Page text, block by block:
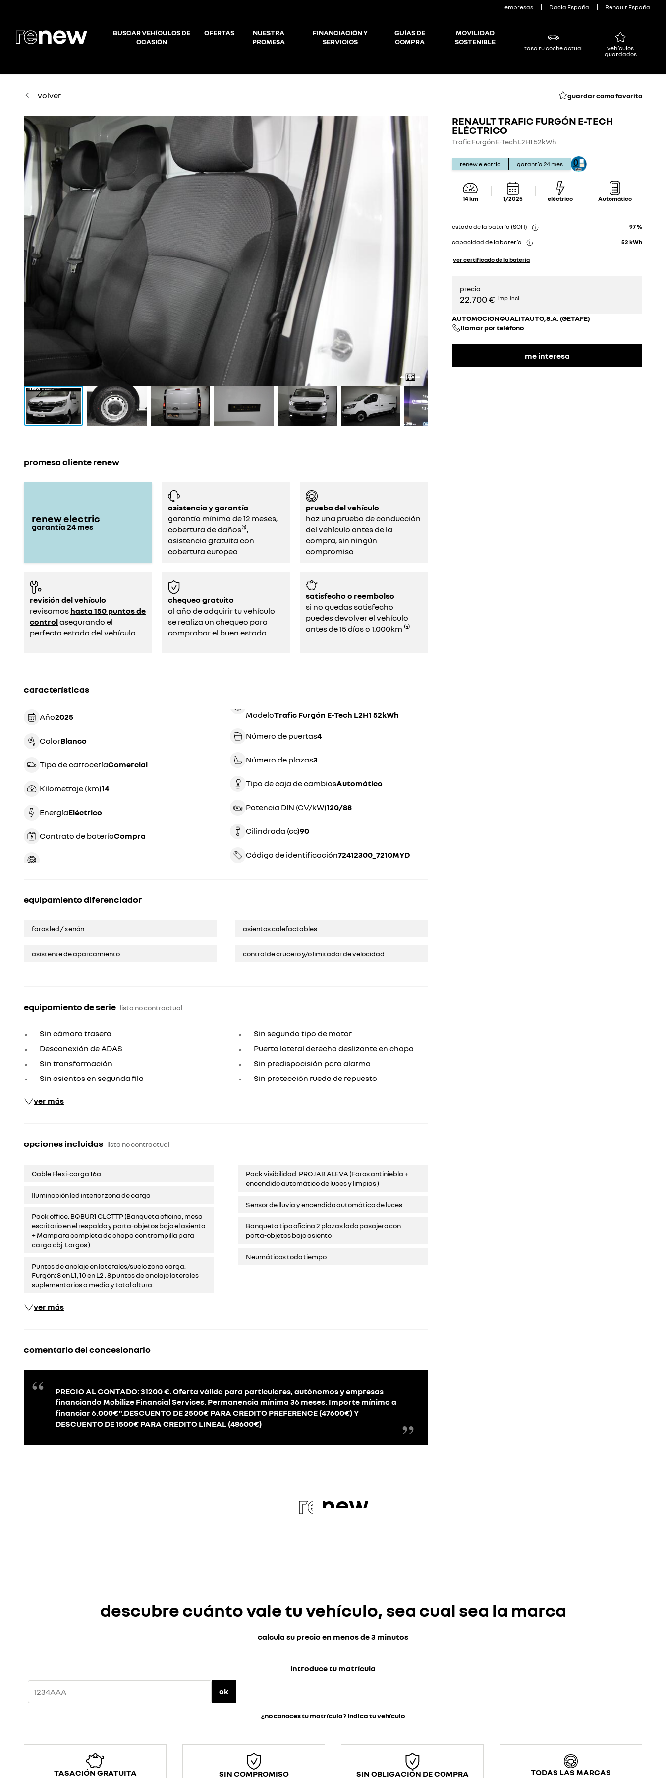
empresas Dacia España Renault España
BUSCAR VEHÍCULOS DE
OCASIÓN
OFERTAS
NUESTRA
PROMESA
FINANCIACIÓN Y
SERVICIOS
GUÍAS DE
COMPRA
MOVILIDAD
SOSTENIBLE
tasa tu coche actual
vehículos
guardados
volver guardar como favorito
RENAULT TRAFIC FURGÓN E-TECH
ELÉCTRICO
Trafic Furgón E-Tech L2H1 52kWh
renew electric garantía 24 mes
14km 1/2025 eléctrico Automático
estado de la batería (SOH)
Show
details
97 %
capacidad de la batería
Show
details
52 kWh
ver certificado de la batería
precio
22.700 € imp. incl.
AUTOMOCION QUALITAUTO,S.A. (GETAFE)
llamar por teléfono
me interesa
promesa cliente renew
renew electric
garantía 24 mes
asistencia y garantía
garantía mínima de 12 meses,
cobertura de daños⁽¹⁾,
asistencia gratuita con
cobertura europea
prueba del vehículo
haz una prueba de conducción
del vehículo antes de la
compra, sin ningún
compromiso
revisión del vehículo
revisamos hasta 150 puntos de
controlasegurando el
perfecto estado del vehículo
chequeo gratuito
al año de adquirir tu vehículo
se realiza un chequeo para
comprobar el buen estado​​
satisfecho o reembolso
si no quedas satisfecho
puedes devolver el vehículo
antes de 15 días o 1.000km ⁽²⁾
características
Año 2025
Color blanco
Tipo de carrocería comercial
Kilometraje (km) 14
Energía eléctrico
Contrato de batería compra
Modelo Trafic Furgón E-Tech L2H1 52kWh
Número de puertas4
Número de plazas3
Tipo de caja de cambios automático
Potencia DIN (CV/kW) 120/88
Cilindrada (cc) 90
Código de identificación 72412300_7210MYD
equipamiento diferenciador
faros led / xenón
asistente de aparcamiento
asientos calefactables
control de crucero y/o limitador de velocidad
equipamiento de serie lista no contractual
Sin cámara trasera
Desconexión de ADAS
Sin transformación
Sin asientos en segunda fila
Sin segundo tipo de motor
Puerta lateral derecha deslizante en chapa
Sin predispocisión para alarma
Sin protección rueda de repuesto
ver más
opciones incluidas lista no contractual
Cable Flexi-carga 16a
Iluminación led interior zona de carga
Pack office. BQBUR1 CLCTTP (Banqueta oficina, mesa
escritorio en el respaldo y porta-objetos bajo el asiento
+ Mampara completa de chapa con trampilla para
carga obj. Largos )
Puntos de anclaje en laterales/suelo zona carga.
Furgón: 8 en L1, 10 en L2 . 8 puntos de anclaje laterales
suplementarios a media y total altura.
Pack visibilidad. PROJAB ALEVA (Faros antiniebla +
encendido automático de luces y limpias )
Sensor de lluvia y encendido automático de luces
Banqueta tipo oficina 2 plazas lado pasajero con
porta-objetos bajo asiento
Neumáticos todo tiempo
ver más
comentario del concesionario
PRECIO AL CONTADO: 31200 €. Oferta válida para particulares, autónomos y empresas
financiando Mobilize Financial Services. Permanencia mínima 36 meses. Importe mínimo a
financiar 6.000€".DESCUENTO DE 2500€ PARA CREDITO PREFERENCE (47600€) Y
DESCUENTO DE 1500€ PARA CREDITO LINEAL (48600€)
re new
descubre cuánto vale tu vehículo, sea cual sea la marca
calcula su precio en menos de 3 minutos
introduce tu matrícula
ok
¿no conoces tu matrícula? Indica tu vehículo
TASACIÓN GRATUITA SIN COMPROMISO SIN OBLIGACIÓN DE COMPRA TODAS LAS MARCAS